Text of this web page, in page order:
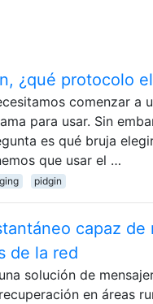
¿qué protocolo
comenzar a
para usar. Sin
es qué bruja
que usar el …
pidgin
capaz
de la red
solución de
en áreas